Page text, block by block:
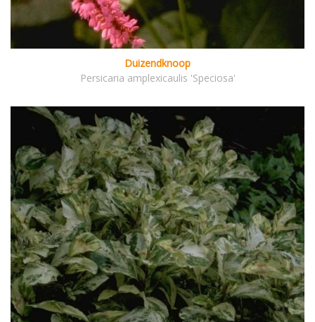
Duizendknoop
Persicaria amplexicaulis 'Speciosa'